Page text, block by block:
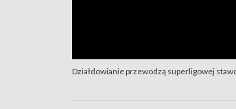
Działdowianie przewodzą superligowej